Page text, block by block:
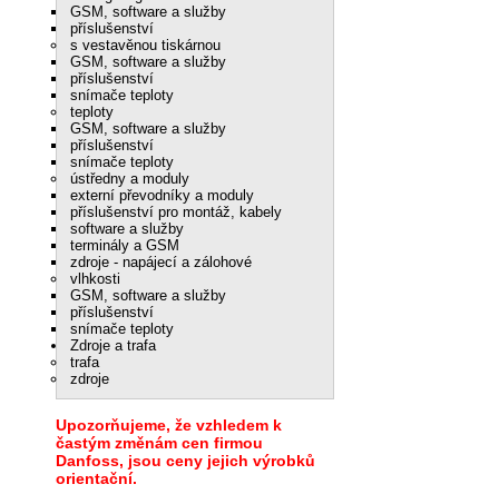
GSM, software a služby
příslušenství
s vestavěnou tiskárnou
GSM, software a služby
příslušenství
snímače teploty
teploty
GSM, software a služby
příslušenství
snímače teploty
ústředny a moduly
externí převodníky a moduly
příslušenství pro montáž, kabely
software a služby
terminály a GSM
zdroje - napájecí a zálohové
vlhkosti
GSM, software a služby
příslušenství
snímače teploty
Zdroje a trafa
trafa
zdroje
Upozorňujeme, že vzhledem k
častým změnám cen firmou
Danfoss, jsou ceny jejich výrobků
orientační.